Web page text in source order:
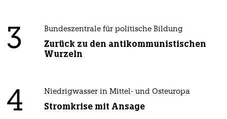
3 Bundeszentrale für politische Bildung
Zurück zu den antikommunistischen
Wurzeln
4 Niedrigwasser in Mittel- und Osteuropa
Stromkrise mit Ansage